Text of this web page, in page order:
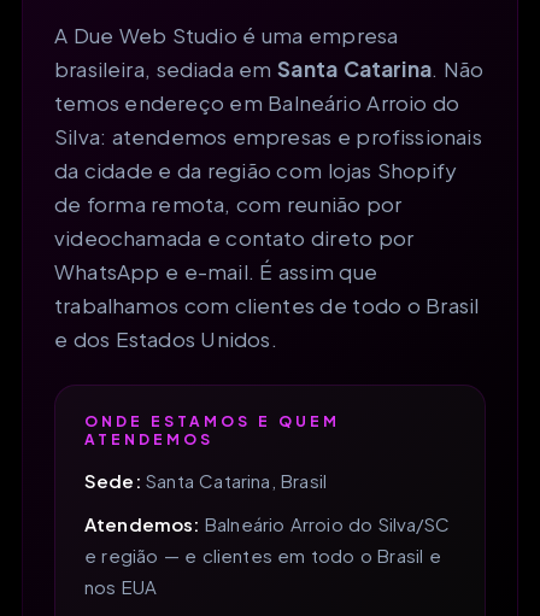
A Due Web Studio é uma empresa
brasileira, sediada emSanta Catarina. Não
temos endereço em Balneário Arroio do
Silva: atendemos empresas e profissionais
da cidade e da região com lojas Shopify
de forma remota, com reunião por
videochamada e contato direto por
WhatsApp e e-mail. É assim que
trabalhamos com clientes de todo o Brasil
e dos Estados Unidos.
ONDE ESTAMOS E QUEM
ATENDEMOS
Sede: Santa Catarina, Brasil
Atendemos: Balneário Arroio do Silva/SC
e região — e clientes em todo o Brasil e
nos EUA